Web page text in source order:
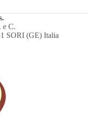
e C.
SORI (GE) Italia